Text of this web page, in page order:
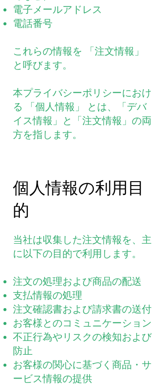
電子メールアドレス
電話番号
これらの情報を 「注文情報」
と呼びます。
本プライバシーポリシーにおけ
る 「個人情報」 とは、「デバ
イス情報」と「注文情報」の両
方を指します。
個人情報の利用目
的
当社は収集した注文情報を、主
に以下の目的で利用します。
注文の処理および商品の配送
支払情報の処理
注文確認書および請求書の送付
お客様とのコミュニケーション
不正行為やリスクの検知および
防止
お客様の関心に基づく商品・サ
ービス情報の提供